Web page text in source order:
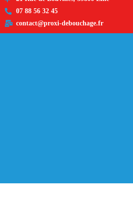
07 88 56 32 45
contact@proxi-debouchage.fr